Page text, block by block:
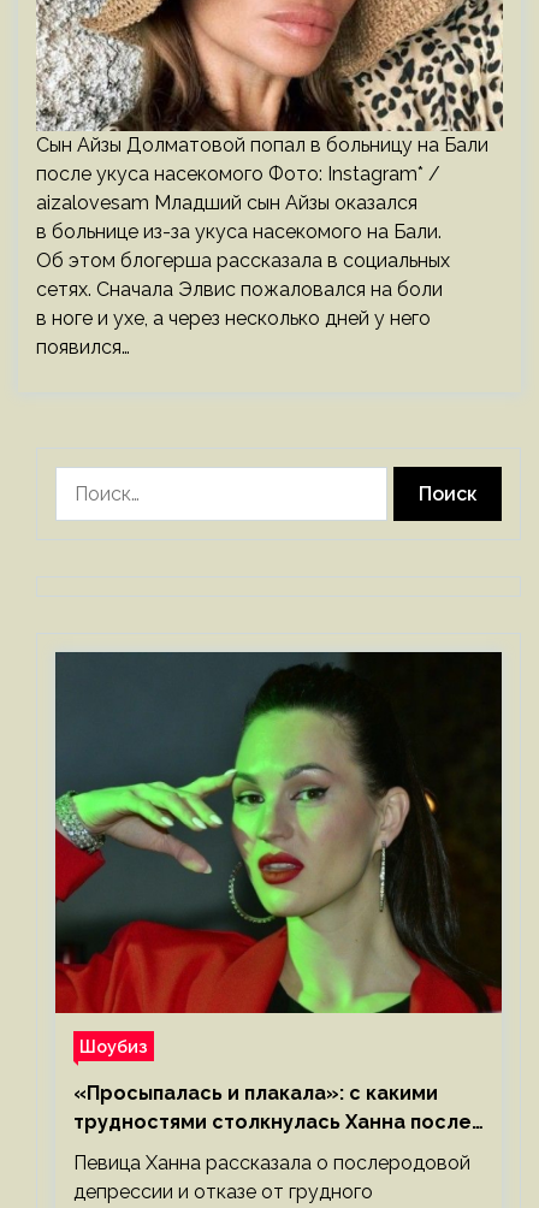
Сын Айзы Долматовой попал в больницу на Бали
после укуса насекомого Фото: Instagram* /
aizalovesam Младший сын Айзы оказался
в больнице из-за укуса насекомого на Бали.
Об этом блогерша рассказала в социальных
сетях. Сначала Элвис пожаловался на боли
в ноге и ухе, а через несколько дней у него
появился…
Шоубиз
«Просыпалась и плакала»: с какими
трудностями столкнулась Ханна после
родов
Певица Ханна рассказала о послеродовой
депрессии и отказе от грудного